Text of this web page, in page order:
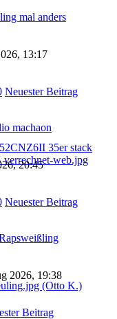
mal anders
13:17
Neuester Beitrag
machaon
20:45
Neuester Beitrag
2026, 19:38
Beitrag